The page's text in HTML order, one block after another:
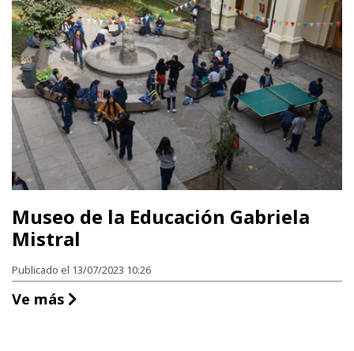
Museo de la Educación Gabriela
Mistral
Publicado el 13/07/2023 10:26
Ve más Museo de la Educación Gabriela Mistral